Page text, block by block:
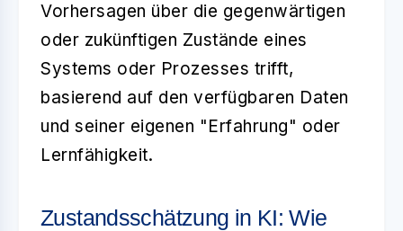
Vorhersagen über die gegenwärtigen
oder zukünftigen Zustände eines
Systems oder Prozesses trifft,
basierend auf den verfügbaren Daten
und seiner eigenen "Erfahrung" oder
Lernfähigkeit.
Zustandsschätzung in KI: Wie